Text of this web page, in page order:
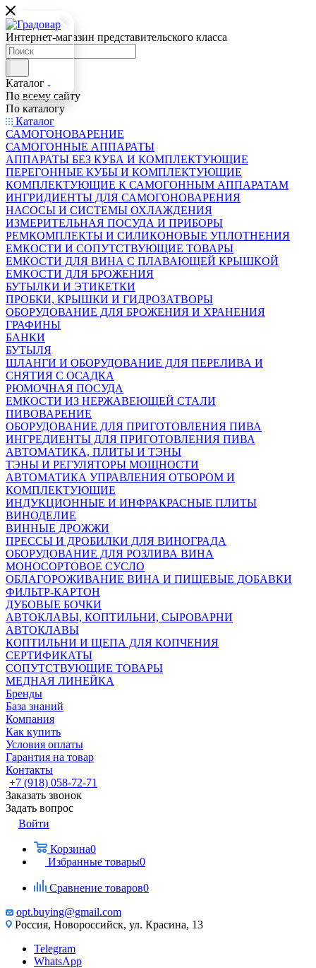
Интернет-магазин представительского класса
Каталог
По всему сайту
По каталогу
Каталог
САМОГОНОВАРЕНИЕ
САМОГОННЫЕ АППАРАТЫ
АППАРАТЫ БЕЗ КУБА И КОМПЛЕКТУЮЩИЕ
ПЕРЕГОННЫЕ КУБЫ И КОМПЛЕКТУЮЩИЕ
КОМПЛЕКТУЮЩИЕ К САМОГОННЫМ АППАРАТАМ
ИНГРИДИЕНТЫ ДЛЯ САМОГОНОВАРЕНИЯ
НАСОСЫ И СИСТЕМЫ ОХЛАЖДЕНИЯ
ИЗМЕРИТЕЛЬНАЯ ПОСУДА И ПРИБОРЫ
РЕМКОМПЛЕКТЫ И СИЛИКОНОВЫЕ УПЛОТНЕНИЯ
ЕМКОСТИ И СОПУТСТВУЮЩИЕ ТОВАРЫ
ЕМКОСТИ ДЛЯ ВИНА С ПЛАВАЮЩЕЙ КРЫШКОЙ
ЕМКОСТИ ДЛЯ БРОЖЕНИЯ
БУТЫЛКИ И ЭТИКЕТКИ
ПРОБКИ, КРЫШКИ И ГИДРОЗАТВОРЫ
ОБОРУДОВАНИЕ ДЛЯ БРОЖЕНИЯ И ХРАНЕНИЯ
ГРАФИНЫ
БАНКИ
БУТЫЛЯ
ШЛАНГИ И ОБОРУДОВАНИЕ ДЛЯ ПЕРЕЛИВА И
СНЯТИЯ С ОСАДКА
РЮМОЧНАЯ ПОСУДА
ЕМКОСТИ ИЗ НЕРЖАВЕЮЩЕЙ СТАЛИ
ПИВОВАРЕНИЕ
ОБОРУДОВАНИЕ ДЛЯ ПРИГОТОВЛЕНИЯ ПИВА
ИНГPЕДИЕНТЫ ДЛЯ ПРИГОТОВЛЕНИЯ ПИВА
АВТОМАТИКА, ПЛИТЫ И ТЭНЫ
ТЭНЫ И РЕГУЛЯТОРЫ МОЩНОСТИ
АВТОМАТИКА УПРАВЛЕНИЯ ОТБОРОМ И
КОМПЛЕКТУЮЩИЕ
ИНДУКЦИОННЫЕ И ИНФРАКРАСНЫЕ ПЛИТЫ
ВИНОДЕЛИЕ
ВИННЫЕ ДРОЖЖИ
ПРЕССЫ И ДРОБИЛКИ ДЛЯ ВИНОГРАДА
ОБОРУДОВАНИЕ ДЛЯ РОЗЛИВА ВИНА
МОНОСОРТОВОЕ СУСЛО
ОБЛАГОРОЖИВАНИЕ ВИНА И ПИЩЕВЫЕ ДОБАВКИ
ФИЛЬТР-КАРТОН
ДУБОВЫЕ БОЧКИ
АВТОКЛАВЫ, КОПТИЛЬНИ, СЫРОВАРНИ
АВТОКЛАВЫ
КОПТИЛЬНИ И ЩЕПА ДЛЯ КОПЧЕНИЯ
СЕРТИФИКАТЫ
СОПУТСТВУЮЩИЕ ТОВАРЫ
МЕДНАЯ ЛИНЕЙКА
Бренды
База знаний
Компания
Как купить
Условия оплаты
Гарантия на товар
Контакты
+7 (918) 058-72-71
Заказать звонок
Задать вопрос
Войти
Корзина0
Избранные товары0
Сравнение товаров0
opt.buying@gmail.com
Россия, Новороссийск, ул. Красина, 13
Telegram
WhatsApp